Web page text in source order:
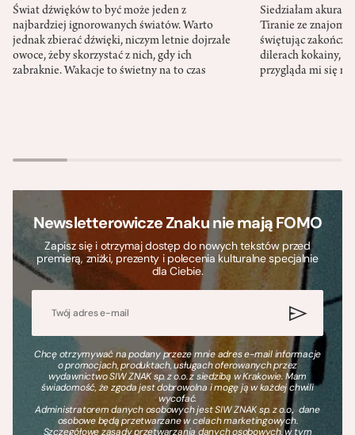
Świat dźwięków to być może jeden z
najbardziej ignorowanych światów. Warto
jednak zbierać dźwięki, niczym letnie dojrzałe
owoce, żeby skorzystać z nich, gdy ich
zabraknie. Wakacje to świetny na to czas
Siedziałam akurat
Tiranie ze
świętując
dilerach kokainy,
przygląda mi się
Newsletterowicze Znaku nie mają FOMO
Zapisz się i otrzymaj dostęp do nowych tekstów przed
premierą, zniżki, prezenty i polecenia kulturalne specjalnie
dla Ciebie.
Chcę otrzymywać na podany przeze mnie adres e-mail informacje
o promocjach, produktach, usługach oferowanych przez
wydawnictwo SIW ZNAK sp. z o.o. z siedzibą w Krakowie. Mam
świadomość, że zgoda jest dobrowolna i mogę ją w każdej chwili
wycofać.
Administratorem danych osobowych jest SIW ZNAK sp. z o.o., dane
osobowe będą przetwarzane w celach marketingowych.
Szczegółowe zasady przetwarzania danych osobowych, w tym